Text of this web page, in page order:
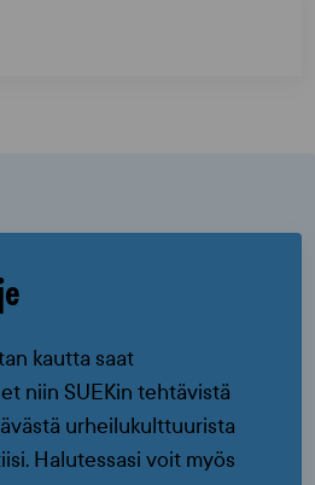
kautta saat
niin SUEKin tehtävistä
urheilukulttuurista
Halutessasi voit myös